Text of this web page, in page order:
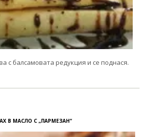
с балсамовата редукция и се поднася.
В МАСЛО С „ПАРМЕЗАН“